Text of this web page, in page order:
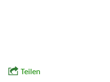
Teilen